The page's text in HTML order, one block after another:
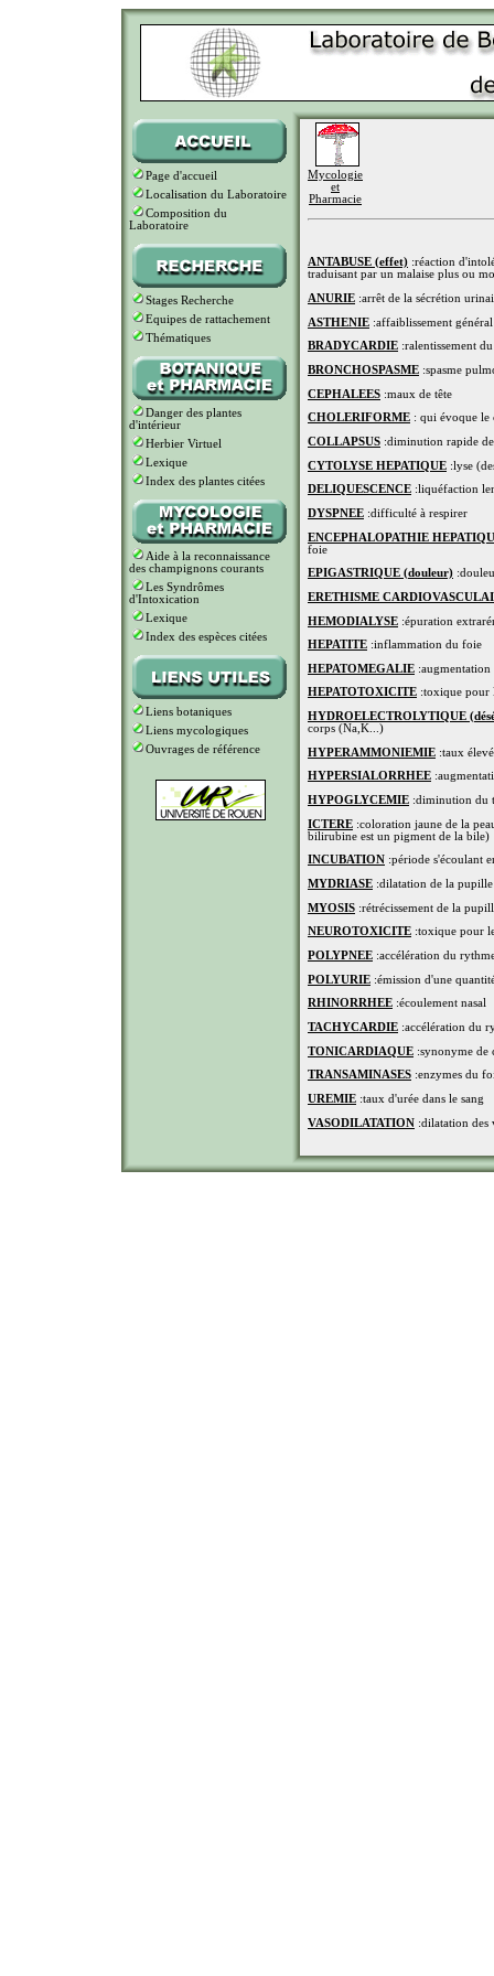
Page d'accueil
Localisation du Laboratoire
Composition du
Laboratoire
Stages Recherche
Equipes de rattachement
Thématiques
Danger des plantes
d'intérieur
Herbier Virtuel
Lexique
Index des plantes citées
Aide à la reconnaissance
des champignons courants
Les Syndrômes
d'Intoxication
Lexique
Index des espèces citées
Liens botaniques
Liens mycologiques
Ouvrages de référence
Mycologie
et
Pharmacie
ANTABUSE (effet) :réaction
traduisant par un malaise plus ou
ANURIE :arrêt de la sécrétion
ASTHENIE :affaiblissement
BRADYCARDIE :ralentissement
BRONCHOSPASME :spasme
CEPHALEES :maux de tête
CHOLERIFORME : qui évoque le
COLLAPSUS :diminution rapide
CYTOLYSE HEPATIQUE :lyse
DELIQUESCENCE :liquéfaction
DYSPNEE :difficulté à respirer
ENCEPHALOPATHIE
foie
EPIGASTRIQUE (douleur)
ERETHISME
HEMODIALYSE :épuration
HEPATITE :inflammation du foie
HEPATOMEGALIE
HEPATOTOXICITE :toxique pour
HYDROELECTROLYTIQUE
corps (Na,K...)
HYPERAMMONIEMIE :taux
HYPERSIALORRHEE
HYPOGLYCEMIE :diminution du
ICTERE :coloration jaune de la
bilirubine est un pigment de la bile)
INCUBATION :période s'écoulant
MYDRIASE :dilatation de la pupille
MYOSIS :rétrécissement de la
NEUROTOXICITE :toxique pour
POLYPNEE :accélération du
POLYURIE :émission d'une
RHINORRHEE :écoulement nasal
TACHYCARDIE :accélération du
TONICARDIAQUE :synonyme de
TRANSAMINASES :enzymes du
UREMIE :taux d'urée dans le sang
VASODILATATION :dilatation des